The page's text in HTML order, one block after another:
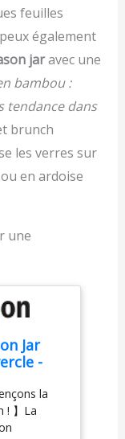
et une
mixeur
créer
sains et
toute la
seule fois
FACILE À
Utilisation
nettoyage
3
:
grâce
et à la
qui vous
choisir la
durs
feuilles
également
jaravec une
bambou :
tendance dans
brunch
les verres sur
en ardoise
une
Jar
-
Verre
la
! 】La